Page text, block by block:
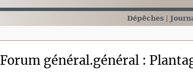
Dépêches
Forum général.général